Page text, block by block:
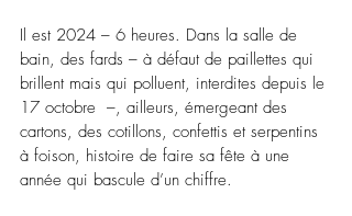
Il est 2024 – 6 heures. Dans la salle de
bain, des fards – à défaut de paillettes qui
brillent mais qui polluent, interdites depuis le
17 octobre  –, ailleurs, émergeant des
cartons, des cotillons, confettis et serpentins
à foison, histoire de faire sa fête à une
année qui bascule d’un chiffre.